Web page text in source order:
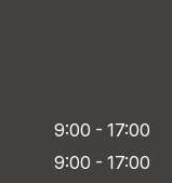
9:00 - 17:00
9:00 - 17:00